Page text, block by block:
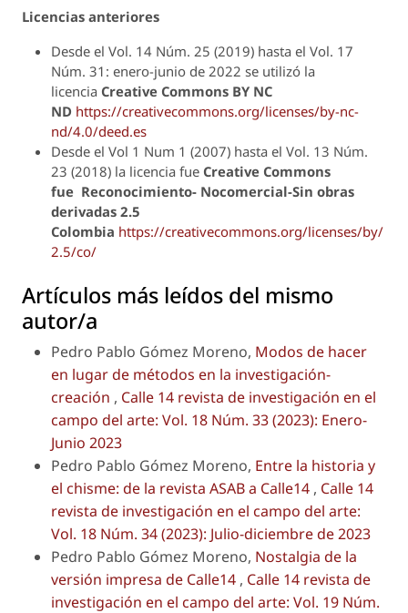
Licencias anteriores
Desde el Vol. 14 Núm. 25 (2019) hasta el Vol. 17
Núm. 31: enero-junio de 2022 se utilizó la
licencia Creative Commons BY NC
ND https://creativecommons.org/licenses/by-nc-
nd/4.0/deed.es
Desde el Vol 1 Num 1 (2007) hasta el Vol. 13 Núm.
23 (2018) la licencia fue Creative Commons
fue Reconocimiento- Nocomercial-Sin obras
derivadas 2.5
Colombia https://creativecommons.org/licenses/by/
2.5/co/
Artículos más leídos del mismo
autor/a
Pedro Pablo Gómez Moreno, Modos de hacer
en lugar de métodos en la investigación-
creación , Calle 14 revista de investigación en el
campo del arte: Vol. 18 Núm. 33 (2023): Enero-
Junio 2023
Pedro Pablo Gómez Moreno, Entre la historia y
el chisme: de la revista ASAB a Calle14 , Calle 14
revista de investigación en el campo del arte:
Vol. 18 Núm. 34 (2023): Julio-diciembre de 2023
Pedro Pablo Gómez Moreno, Nostalgia de la
versión impresa de Calle14 , Calle 14 revista de
investigación en el campo del arte: Vol. 19 Núm.